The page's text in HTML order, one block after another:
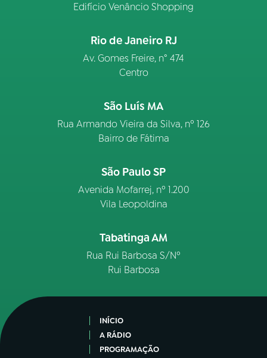
Edifício Venâncio Shopping
Rio de Janeiro RJ
Av. Gomes Freire, n° 474
Centro
São Luís MA
Rua Armando Vieira da Silva, nº 126
Bairro de Fátima
São Paulo SP
Avenida Mofarrej, nº 1.200
Vila Leopoldina
Tabatinga AM
Rua Rui Barbosa S/Nº
Rui Barbosa
INÍCIO
A RÁDIO
PROGRAMAÇÃO